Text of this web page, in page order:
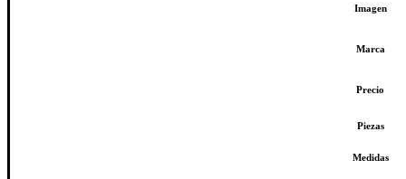
Imagen
Marca
Precio
Piezas
Medidas